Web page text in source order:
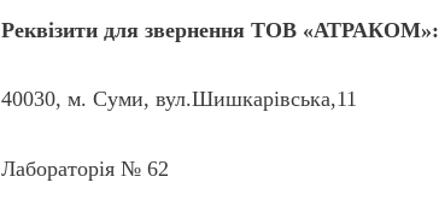
Реквізити для звернення ТОВ «АТРАКОМ»:
40030, м. Суми, вул.Шишкарівська,11
Лабораторія № 62